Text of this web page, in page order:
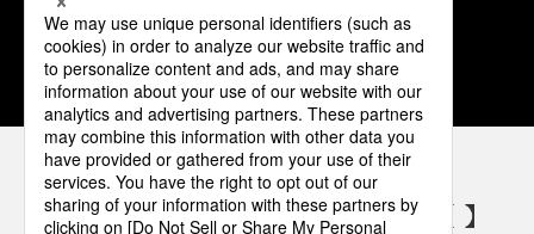
1 2 3 4 5
パナソニックの電気設備 SNSアカウント